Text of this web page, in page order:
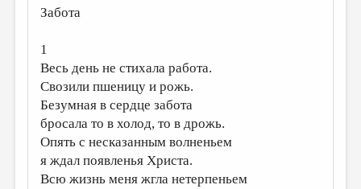
Забота
1
Весь день не стихала работа.
Свозили пшеницу и рожь.
Безумная в сердце забота
бросала то в холод, то в дрожь.
Опять с несказанным волненьем
я ждал появленья Христа.
Всю жизнь меня жгла нетерпеньем